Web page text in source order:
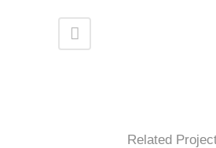
Related